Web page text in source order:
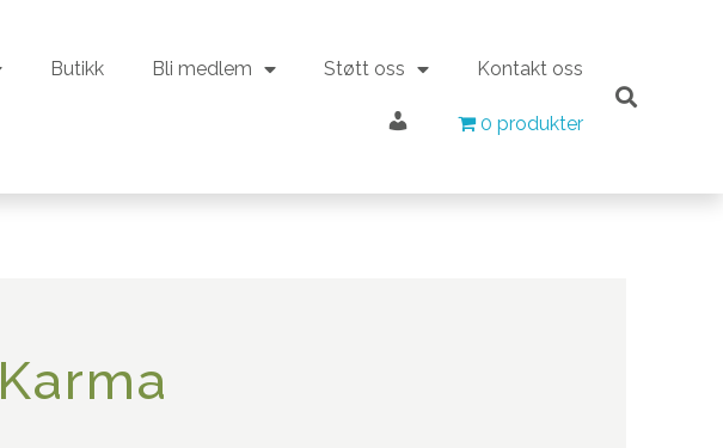
Butikk Bli medlem Støtt oss Kontakt oss
Min konto 0 produkter
0 produkter
Karma